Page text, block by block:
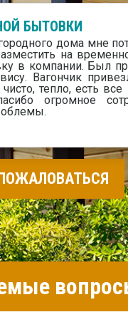
БЫТОВКИ
дома мне
на
в компании. Был
Вагончик
тепло, есть
огромное